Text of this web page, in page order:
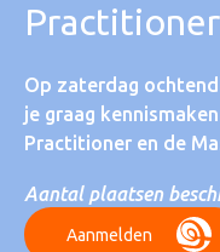
Op zaterdag
je graag
Practitioner en de
Aantal plaatsen
Aanmelden